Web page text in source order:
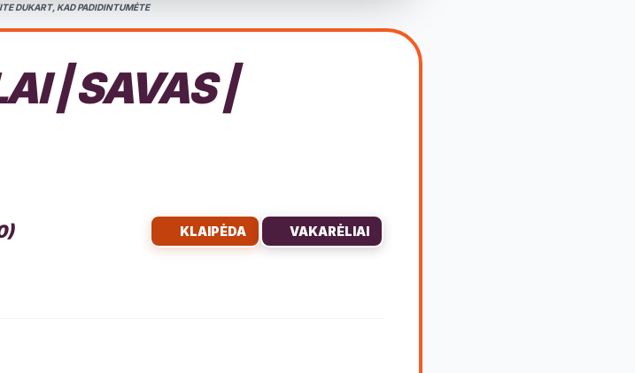
DUKART, KAD PADIDINTUMĖTE
| SAVAS |
KLAIPĖDA VAKARĖLIAI